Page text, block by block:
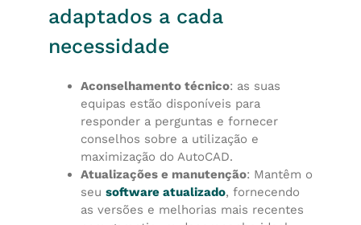
adaptados a cada
necessidade
Aconselhamento técnico: as suas
equipas estão disponíveis para
responder a perguntas e fornecer
conselhos sobre a utilização e
maximização do AutoCAD.
Atualizações e manutenção: Mantêm o
seu software atualizado, fornecendo
as versões e melhorias mais recentes